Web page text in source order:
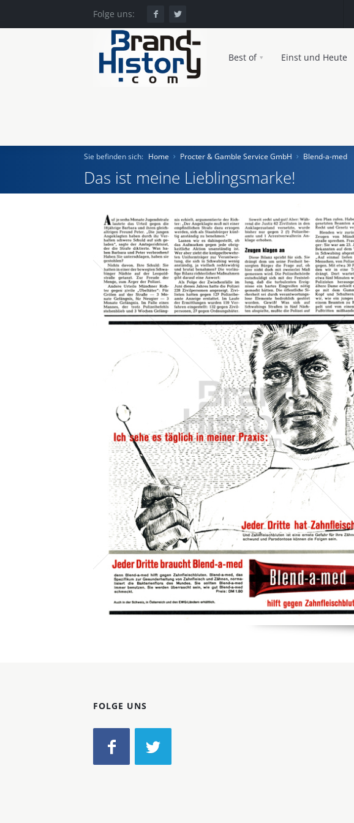
Folge uns:
Best of Einst und Heute
Einst und Heute
Marken
Konzerne
Epoche
Sie befinden sich: Home Procter & Gamble Service GmbH Blend-a-med
Das ist meine Lieblingsmarke!
FOLGE UNS